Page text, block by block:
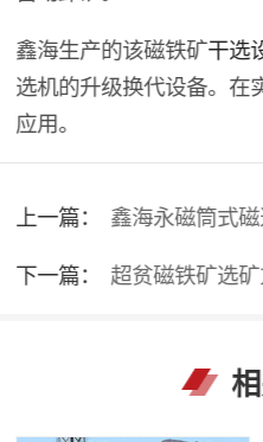
鑫海生产的该磁铁矿干选
选机的升级换代设备。在
应用。
上一篇：
鑫海永磁筒式
下一篇：
超贫磁铁矿选